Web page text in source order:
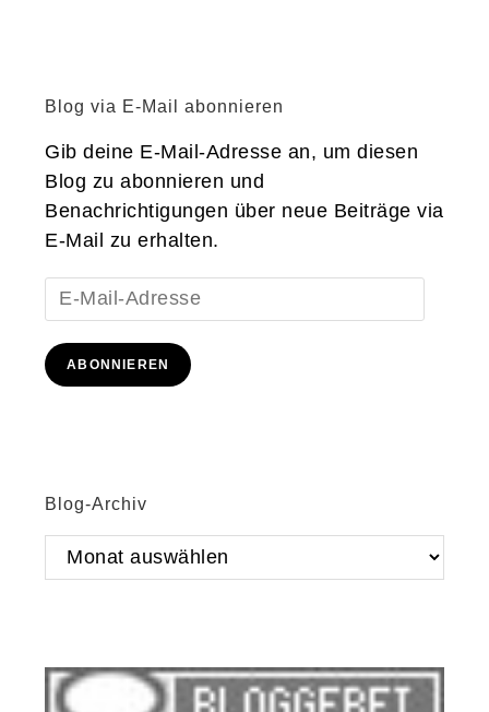
Blog via E-Mail abonnieren
Gib deine E-Mail-Adresse an, um diesen
Blog zu abonnieren und
Benachrichtigungen über neue Beiträge via
E-Mail zu erhalten.
E-
Mail-
Adresse
ABONNIEREN
Blog-Archiv
Blog-
Archiv